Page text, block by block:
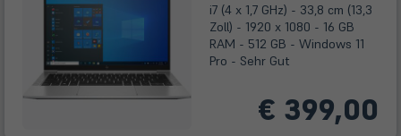
i7 (4 x 1,7 GHz) - 33,8 cm (13,3
Zoll) - 1920 x 1080 - 16 GB
RAM - 512 GB - Windows 11
Pro - Sehr Gut
€ 399,00